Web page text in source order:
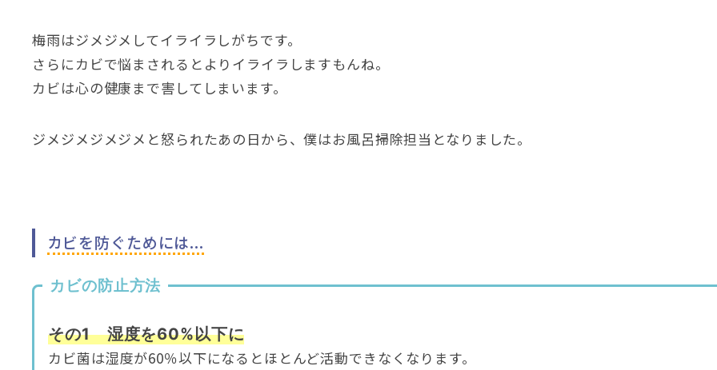
梅雨はジメジメしてイライラしがちです。
さらにカビで悩まされるとよりイライラしますもんね。
カビは心の健康まで害してしまいます。
ジメジメジメジメと怒られたあの日から、僕はお風呂掃除担当となりました。
カビを防ぐためには...
カビの防止方法
その1 湿度を60%以下に
カビ菌は湿度が60％以下になるとほとんど活動できなくなります。